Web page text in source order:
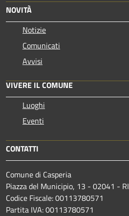
NOVITÀ
Notizie
Comunicati
Avvisi
VIVERE IL COMUNE
Luoghi
Eventi
CONTATTI
Comune di Casperia
Piazza del Municipio, 13 - 02041 - RI
Codice Fiscale: 00113780571
Partita IVA: 00113780571